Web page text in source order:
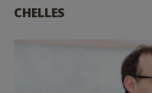
CHELLES